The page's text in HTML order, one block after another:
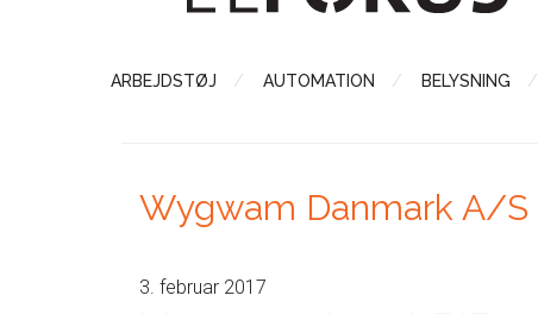
ARBEJDSTØJ AUTOMATION BELYSNING
Wygwam Danmark A/S
3. februar 2017